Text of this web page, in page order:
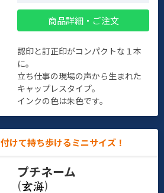
商品詳細・ご注文
認印と訂正印がコンパクトな１本
に。
立ち仕事の現場の声から生まれた
キャップレスタイプ。
インクの色は朱色です。
けて持ち歩けるミニサイズ！
プチネーム
(
)